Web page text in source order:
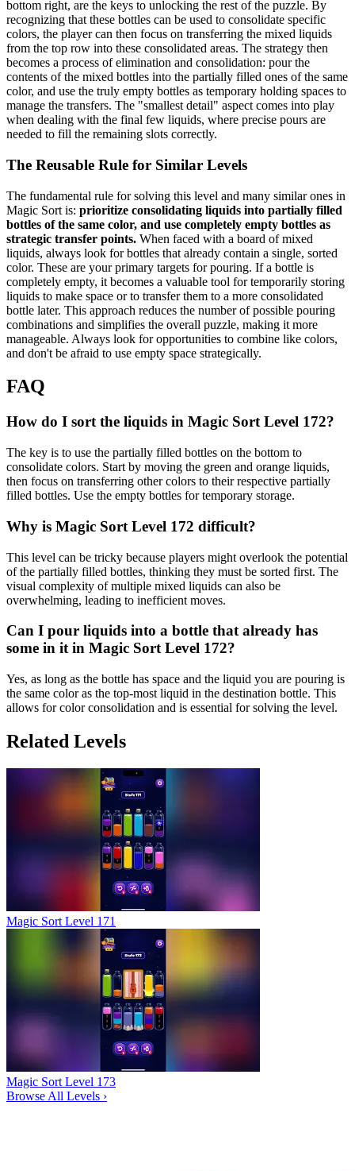
bottom right, are the keys to unlocking the rest of the puzzle. By
recognizing that these bottles can be used to consolidate specific
colors, the player can then focus on transferring the mixed liquids
from the top row into these consolidated areas. The strategy then
becomes a process of elimination and consolidation: pour the
contents of the mixed bottles into the partially filled ones of the same
color, and use the truly empty bottles as temporary holding spaces to
manage the transfers. The "smallest detail" aspect comes into play
when dealing with the final few liquids, where precise pours are
needed to fill the remaining slots correctly.
The Reusable Rule for Similar Levels
The fundamental rule for solving this level and many similar ones in
Magic Sort is: prioritize consolidating liquids into partially filled
bottles of the same color, and use completely empty bottles as
strategic transfer points. When faced with a board of mixed
liquids, always look for bottles that already contain a single, sorted
color. These are your primary targets for pouring. If a bottle is
completely empty, it becomes a valuable tool for temporarily storing
liquids to make space or to transfer them to a more consolidated
bottle later. This approach reduces the number of possible pouring
combinations and simplifies the overall puzzle, making it more
manageable. Always look for opportunities to combine like colors,
and don't be afraid to use empty space strategically.
FAQ
How do I sort the liquids in Magic Sort Level 172?
The key is to use the partially filled bottles on the bottom to
consolidate colors. Start by moving the green and orange liquids,
then focus on transferring other colors to their respective partially
filled bottles. Use the empty bottles for temporary storage.
Why is Magic Sort Level 172 difficult?
This level can be tricky because players might overlook the potential
of the partially filled bottles, thinking they must be sorted first. The
visual complexity of multiple mixed liquids can also be
overwhelming, leading to inefficient moves.
Can I pour liquids into a bottle that already has
some in it in Magic Sort Level 172?
Yes, as long as the bottle has space and the liquid you are pouring is
the same color as the top-most liquid in the destination bottle. This
allows for color consolidation and is essential for solving the level.
Related Levels
Magic Sort Level 171
Magic Sort Level 173
Browse All Levels ›